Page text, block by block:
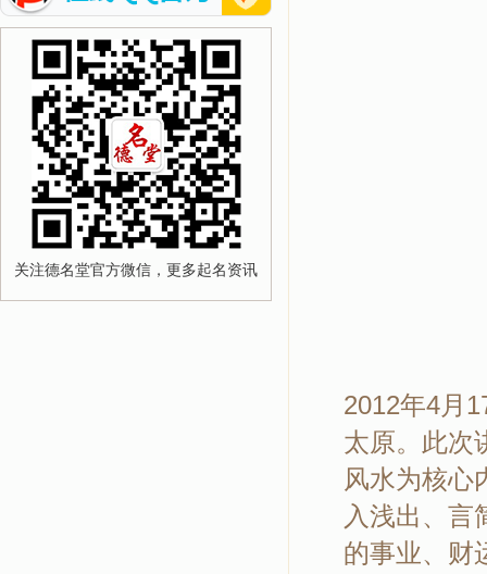
关注德名堂官方微信，更多起名资讯
2012年4月
太原。此次
风水为核心
入浅出、言
的事业、财